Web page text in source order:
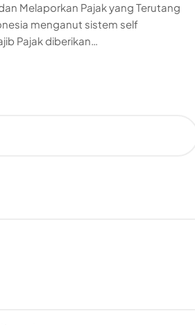
Melaporkan Pajak yang Terutang
menganut sistem self
Pajak diberikan…